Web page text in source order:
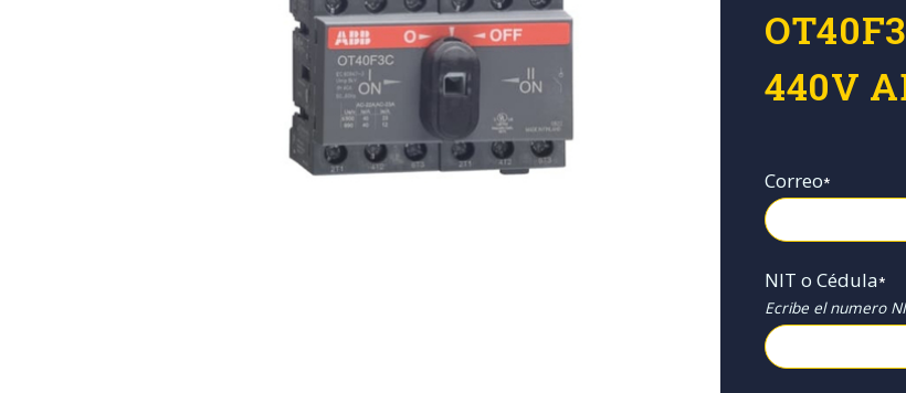
440V
Correo*
NIT o Cédula*
Ecribe el numero